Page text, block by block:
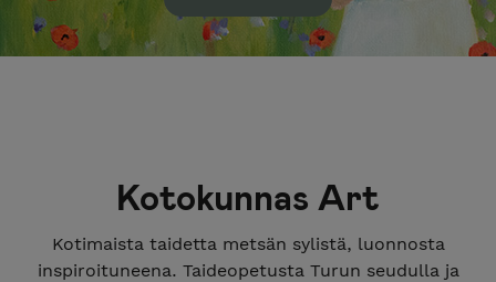
Kotokunnas Art
Kotimaista taidetta metsän sylistä, luonnosta
inspiroituneena. Taideopetusta Turun seudulla ja